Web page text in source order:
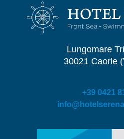
Lungomare
30021 Caorle
+39 0421